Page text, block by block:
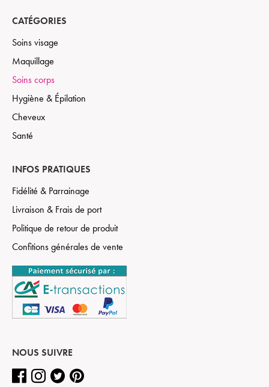
CATÉGORIES
Soins visage
Maquillage
Soins corps
Hygiène & Épilation
Cheveux
Santé
INFOS PRATIQUES
Fidélité & Parrainage
Livraison & Frais de port
Politique de retour de produit
Confitions générales de vente
NOUS SUIVRE